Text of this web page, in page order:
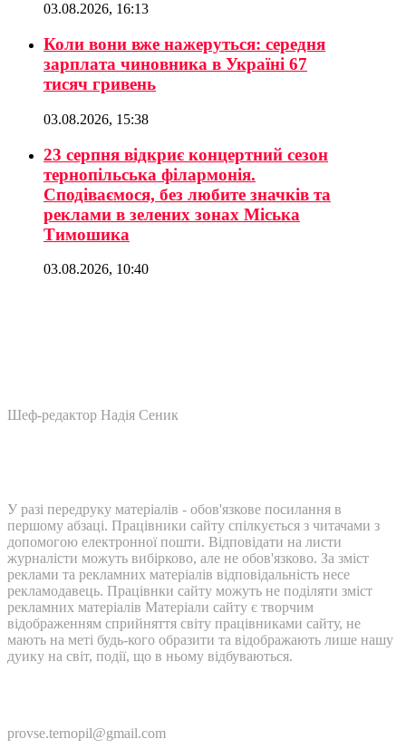
03.08.2026, 16:13
Коли вони вже нажеруться: середня
зарплата чиновника в Україні 67
тисяч гривень
03.08.2026, 15:38
23 серпня відкриє концертний сезон
тернопільська філармонія.
Сподіваємося, без любите значків та
реклами в зелених зонах Міська
Тимошика
03.08.2026, 10:40
Шеф-редактор Надія Сеник
У разі передруку матеріалів - обов'язкове посилання в
першому абзаці. Працівники сайту спілкується з читачами з
допомогою електронної пошти. Відповідати на листи
журналісти можуть вибірково, але не обов'язково. За зміст
реклами та рекламних матеріалів відповідальність несе
рекламодавець. Працівнки сайту можуть не поділяти зміст
рекламних матеріалів Матеріали сайту є творчим
відображенням сприйняття світу працівниками сайту, не
мають на меті будь-кого образити та відображають лише нашу
дуику на світ, події, що в ньому відбуваються.
provse.ternopil@gmail.com